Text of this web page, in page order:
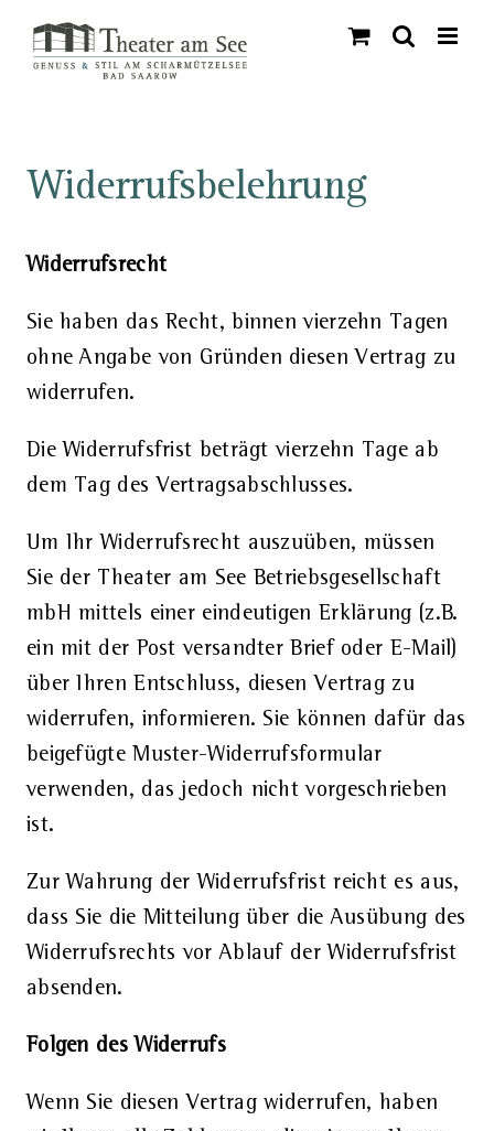
Widerrufsbelehrung
Widerrufsrecht
Sie haben das Recht, binnen vierzehn Tagen
ohne Angabe von Gründen diesen Vertrag zu
widerrufen.
Die Widerrufsfrist beträgt vierzehn Tage ab
dem Tag des Vertragsabschlusses.
Um Ihr Widerrufsrecht auszuüben, müssen
Sie der Theater am See Betriebsgesellschaft
mbH mittels einer eindeutigen Erklärung (z.B.
ein mit der Post versandter Brief oder E-Mail)
über Ihren Entschluss, diesen Vertrag zu
widerrufen, informieren. Sie können dafür das
beigefügte Muster-Widerrufsformular
verwenden, das jedoch nicht vorgeschrieben
ist.
Zur Wahrung der Widerrufsfrist reicht es aus,
dass Sie die Mitteilung über die Ausübung des
Widerrufsrechts vor Ablauf der Widerrufsfrist
absenden.
Folgen des Widerrufs
Wenn Sie diesen Vertrag widerrufen, haben